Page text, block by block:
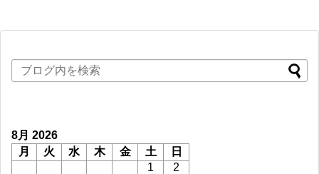
8月 2026
月
火 水 木 金 土
日
1
2